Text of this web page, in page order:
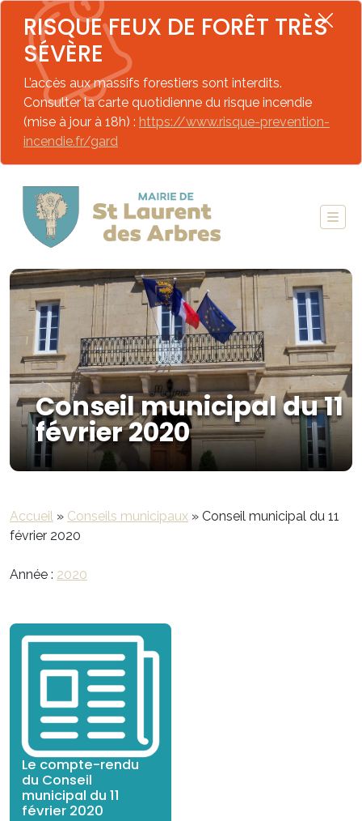
RISQUE FEUX DE FORÊT TRÈS
SÉVÈRE
L’accès aux massifs forestiers sont interdits.
Consulter la carte quotidienne du risque incendie
(mise à jour à 18h) : https://www.risque-prevention-
incendie.fr/gard
Conseil municipal du 11
février 2020
Accueil » Conseils municipaux » Conseil municipal du 11
février 2020
Année : 2020
Le compte-rendu
du Conseil
municipal du 11
février 2020